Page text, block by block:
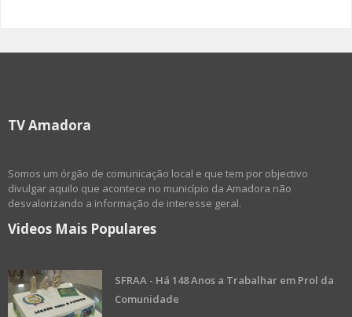
TV Amadora
Somos um órgão de comunicação local e que tem por objectivo
divulgar aquilo que acontece no município da Amadora não
desvalorizando a informação de interesse geral.
Videos Mais Populares
SFRAA - Há 148 Anos a Trabalhar em Prol da
Comunidade